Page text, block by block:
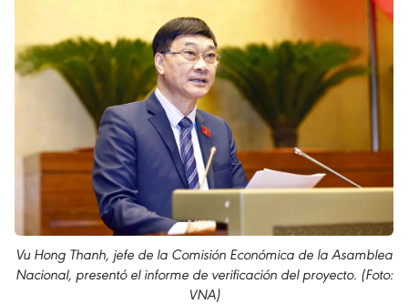
Vu Hong Thanh, jefe de la Comisión Económica de la Asamblea
Nacional, presentó el informe de verificación del proyecto. (Foto:
VNA)